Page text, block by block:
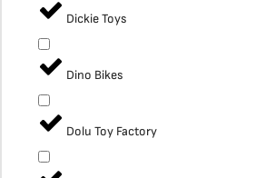
Dickie Toys
Dino Bikes
Dolu Toy Factory